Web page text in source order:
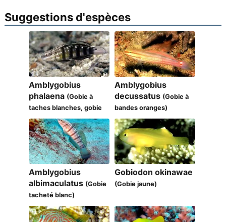
Suggestions d'espèces
Amblygobius
phalaena (Gobie à
taches blanches, gobie
annelé)
Amblygobius
decussatus (Gobie à
bandes oranges)
Amblygobius
albimaculatus (Gobie
tacheté blanc)
Gobiodon okinawae
(Gobie jaune)